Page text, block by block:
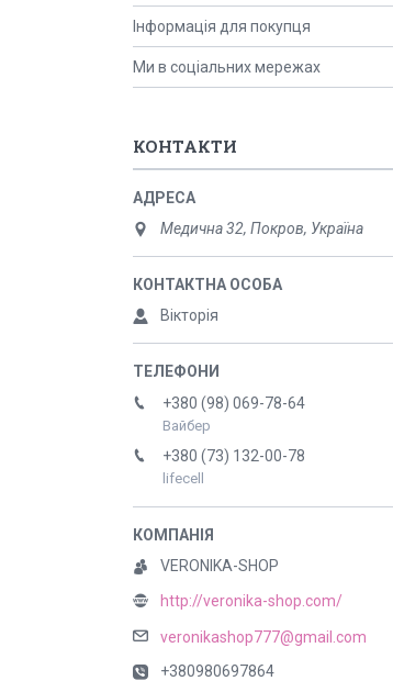
Інформація для покупця
Ми в соціальних мережах
КОНТАКТИ
Медична 32, Покров, Україна
Вікторія
+380 (98) 069-78-64
Вайбер
+380 (73) 132-00-78
lifecell
VERONIKA-SHOP
http://veronika-shop.com/
veronikashop777@gmail.com
+380980697864